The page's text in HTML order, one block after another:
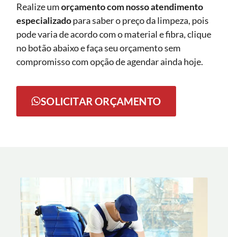
Realize umorçamento com nosso atendimento
especializadopara saber o preço da limpeza, pois
pode varia de acordo com o material e fibra, clique
no botão abaixo e faça seu orçamento sem
compromisso com opção de agendar ainda hoje.
SOLICITAR ORÇAMENTO